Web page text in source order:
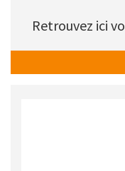
Description
Retrouvez ici